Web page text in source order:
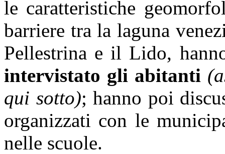
le caratteristiche
barriere tra la laguna
Pellestrina e il Lido,
intervistato gli abitanti
qui sotto); hanno poi
organizzati con le
nelle scuole.